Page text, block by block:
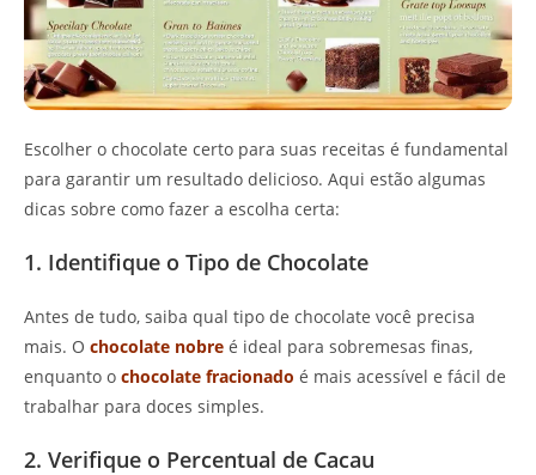
Escolher o chocolate certo para suas receitas é fundamental
para garantir um resultado delicioso. Aqui estão algumas
dicas sobre como fazer a escolha certa:
1. Identifique o Tipo de Chocolate
Antes de tudo, saiba qual tipo de chocolate você precisa
mais. O chocolate nobre é ideal para sobremesas finas,
enquanto o chocolate fracionado é mais acessível e fácil de
trabalhar para doces simples.
2. Verifique o Percentual de Cacau